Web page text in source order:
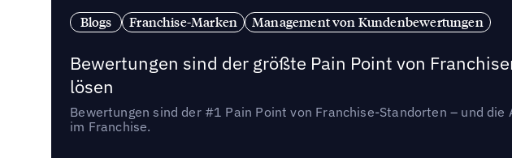
Blogs Franchise-Marken Management von Kundenbewertungen
Bewertungen sind der größte Pain Point von
lösen
Bewertungen sind der #1 Pain Point von Franchise-Standorten – und
im Franchise.